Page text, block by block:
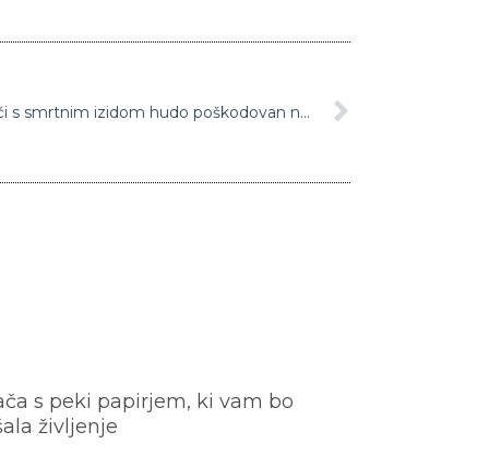
Na Hrvaškem v prometni nesreči s smrtnim izidom hudo poškodovan nadškof
s peki papirjem, ki vam bo
življenje